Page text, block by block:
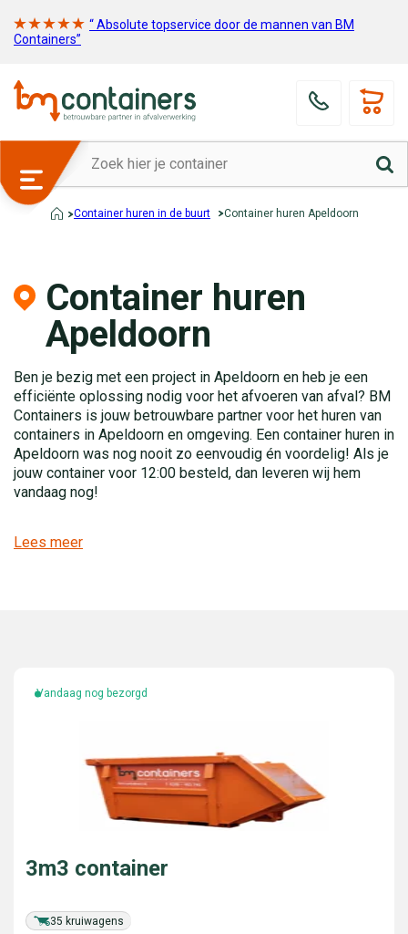
“ Absolute topservice door de mannen van BM
Containers”
Container huren in de buurt Container huren Apeldoorn
Container huren
Apeldoorn
Ben je bezig met een project in Apeldoorn en heb je een
efficiënte oplossing nodig voor het afvoeren van afval? BM
Containers is jouw betrouwbare partner voor het huren van
containers in Apeldoorn en omgeving. Een container huren in
Apeldoorn was nog nooit zo eenvoudig én voordelig! Als je
jouw container voor 12:00 besteld, dan leveren wij hem
vandaag nog!
Lees meer
Vandaag nog bezorgd
35 kruiwagens
3m3 container